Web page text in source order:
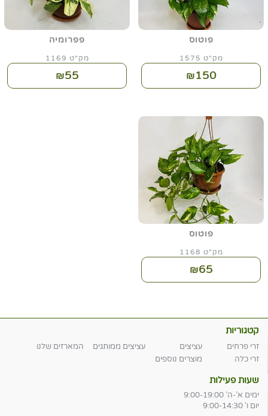
פוטוס
מק"ט 1575
₪150
פפרומיה
מק"ט 1169
₪55
פוטוס
מק"ט 1168
₪65
קטגוריות
זרי פרחים עציצים עציצים ממותגים
המארזים שלנו
זרי כלה
מוצרים נוספים
שעות פעילות
ימים א'-ה' 9:00-19:00
יום ו' 9:00-14:30